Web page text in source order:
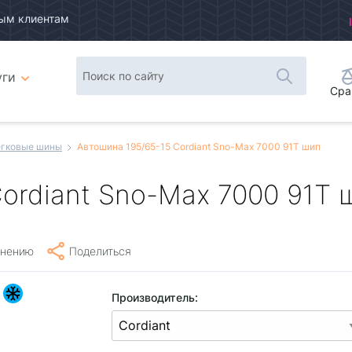
клиентам
шины Автошина 195/65-15 Cordiant Sno-Max 7000 91T шип
Sno-Max 7000 91T
Поделиться
Производитель: